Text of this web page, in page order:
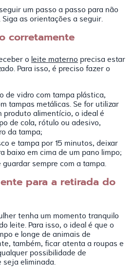
um passo a passo para não
as orientações a seguir.
corretamente
oleite maternoprecisa estar
Para isso, é preciso fazer o
de vidro com tampa plástica,
tampas metálicas. Se for utilizar
produto alimentício, o ideal é
de cola, rótulo ou adesivo,
da tampa;
e tampa por 15 minutos, deixar
baixo em cima de um pano limpo;
sempre com a tampa.
para a retirada do
tenha um momento tranquilo
leite. Para isso, o ideal é que o
e longe de animais de
também, ficar atenta a roupas e
possibilidade de
eliminada.